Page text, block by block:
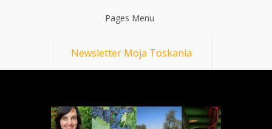
Pages Menu
Newsletter Moja Toskania